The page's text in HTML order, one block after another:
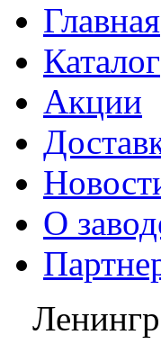
Главная
Каталог
Акции
О